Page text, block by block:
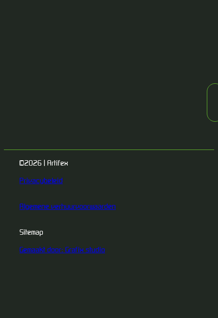
©2026 | Artifex
Privacybeleid
Algemene verhuurvoorwaarden
Sitemap
Gemaakt door: Grafix studio